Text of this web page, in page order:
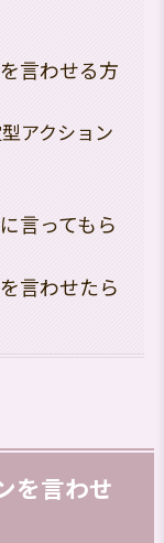
言わせる方
アクション
言ってもら
言わせたら
を言わせ